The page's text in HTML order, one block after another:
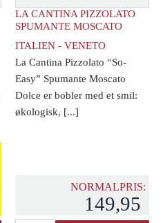
LA CANTINA PIZZOLATO
SPUMANTE MOSCATO
ITALIEN - VENETO
La Cantina Pizzolato “So-
Easy” Spumante Moscato
Dolce er bobler med et smil:
økologisk, [...]
NORMALPRIS:
149,95